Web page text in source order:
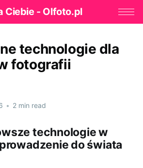
Ciebie - Olfoto.pl
technologie dla
fotografii
• 2 min read
technologie w
do świata